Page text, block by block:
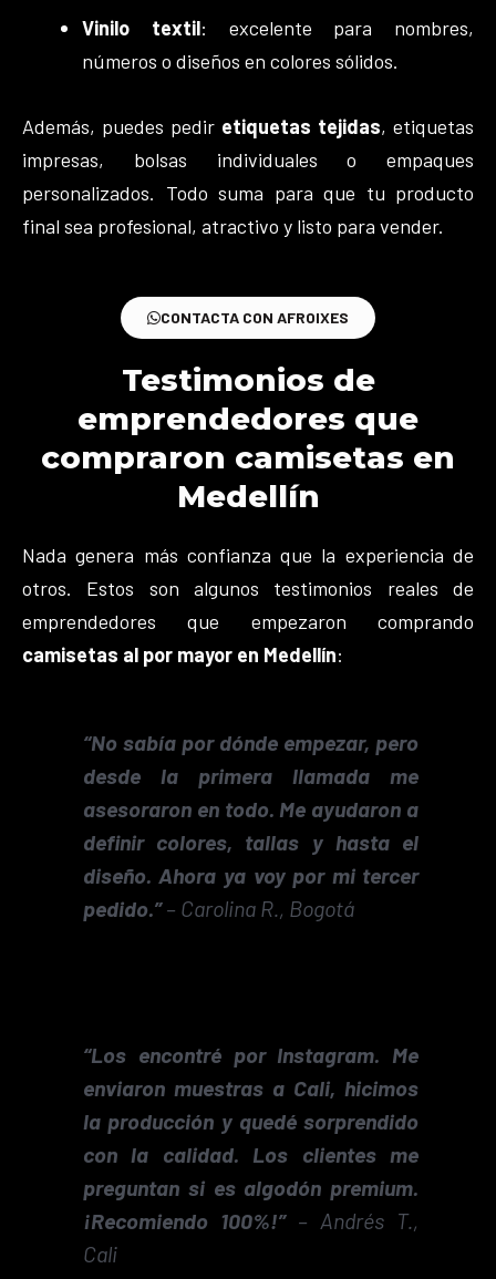
Vinilo textil: excelente para nombres,
números o diseños en colores sólidos.
Además, puedes pedir etiquetas tejidas, etiquetas
impresas, bolsas individuales o empaques
personalizados. Todo suma para que tu producto
final sea profesional, atractivo y listo para vender.
CONTACTA CON AFROIXES
Testimonios de
emprendedores que
compraron camisetas en
Medellín
Nada genera más confianza que la experiencia de
otros. Estos son algunos testimonios reales de
emprendedores que empezaron comprando
camisetas al por mayor en Medellín:
“No sabía por dónde empezar, pero
desde la primera llamada me
asesoraron en todo. Me ayudaron a
definir colores, tallas y hasta el
diseño. Ahora ya voy por mi tercer
pedido.”– Carolina R., Bogotá
“Los encontré por Instagram. Me
enviaron muestras a Cali, hicimos
la producción y quedé sorprendido
con la calidad. Los clientes me
preguntan si es algodón premium.
¡Recomiendo 100%!”– Andrés T.,
Cali